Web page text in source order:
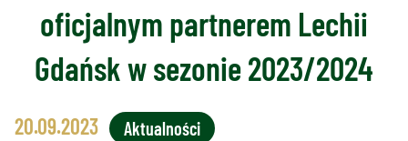
oficjalnym partnerem Lechii
Gdańsk w sezonie 2023/2024
20.09.2023 Aktualności